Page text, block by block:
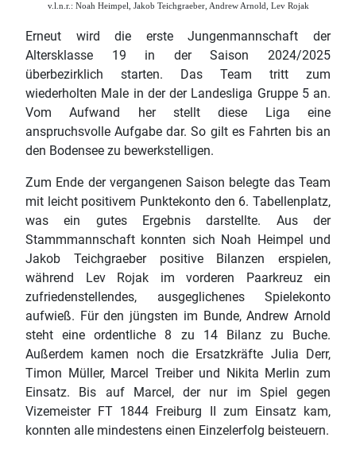
v.l.n.r.: Noah Heimpel, Jakob Teichgraeber, Andrew Arnold, Lev Rojak
Erneut wird die erste Jungenmannschaft der
Altersklasse 19 in der Saison 2024/2025
überbezirklich starten. Das Team tritt zum
wiederholten Male in der der Landesliga Gruppe 5 an.
Vom Aufwand her stellt diese Liga eine
anspruchsvolle Aufgabe dar. So gilt es Fahrten bis an
den Bodensee zu bewerkstelligen.
Zum Ende der vergangenen Saison belegte das Team
mit leicht positivem Punktekonto den 6. Tabellenplatz,
was ein gutes Ergebnis darstellte. Aus der
Stammmannschaft konnten sich Noah Heimpel und
Jakob Teichgraeber positive Bilanzen erspielen,
während Lev Rojak im vorderen Paarkreuz ein
zufriedenstellendes, ausgeglichenes Spielekonto
aufwieß. Für den jüngsten im Bunde, Andrew Arnold
steht eine ordentliche 8 zu 14 Bilanz zu Buche.
Außerdem kamen noch die Ersatzkräfte Julia Derr,
Timon Müller, Marcel Treiber und Nikita Merlin zum
Einsatz. Bis auf Marcel, der nur im Spiel gegen
Vizemeister FT 1844 Freiburg II zum Einsatz kam,
konnten alle mindestens einen Einzelerfolg beisteuern.